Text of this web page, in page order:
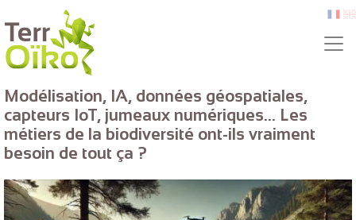
Aller au contenu principal fr
Modélisation, IA, données géospatiales,
capteurs IoT, jumeaux numériques... Les
métiers de la biodiversité ont-ils vraiment
besoin de tout ça ?